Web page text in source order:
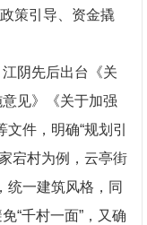
策引导、资金撬
阴先后出台《关
见》《关于加强
件，明确“规划引
宕村为例，云亭街
统一建筑风格，同
“千村一面”，又确